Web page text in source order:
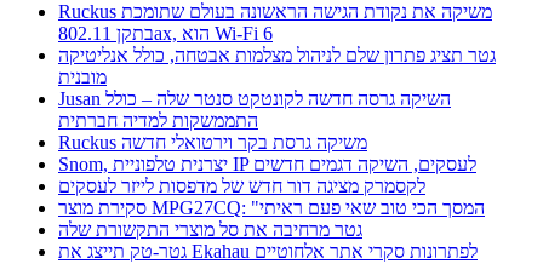
Ruckus משיקה את נקודת הגישה הראשונה בעולם שתומכת
בתקן 802.11ax, הוא Wi-Fi 6
גטר תציג פתרון שלם לניהול מצלמות אבטחה, כולל אנליטיקה
מובנית
Jusan השיקה גרסה חדשה לקונטקט סנטר שלה – כולל
התממשקות למדיה חברתית
Ruckus משיקה גרסת בקר וירטואלי חדשה
Snom, יצרנית טלפוניית IP לעסקים, השיקה דגמים חדשים
לקסמרק מציגה דור חדש של מדפסות לייזר לעסקים
סקירת מוצר MPG27CQ: "המסך הכי טוב שאי פעם ראיתי
גטר מרחיבה את סל מוצרי התקשורת שלה
גטר-טק תייצג את Ekahau לפתרונות סקרי אתר אלחוטיים